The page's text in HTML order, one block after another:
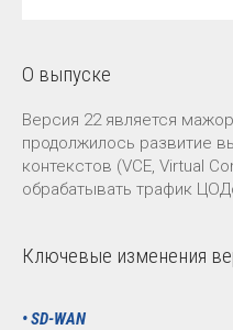
О выпуске
Версия 22 является
продолжилось развитие
контекстов (VCE, Virtual
обрабатывать трафик
Ключевые изменения
• SD-WAN